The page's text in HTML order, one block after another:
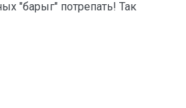
"барыг" потрепать! Так